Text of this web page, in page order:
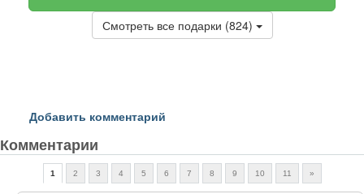
Смотреть все подарки (824)
Добавить комментарий
Комментарии
1 2 3 4 5 6 7 8 9 10 11 »